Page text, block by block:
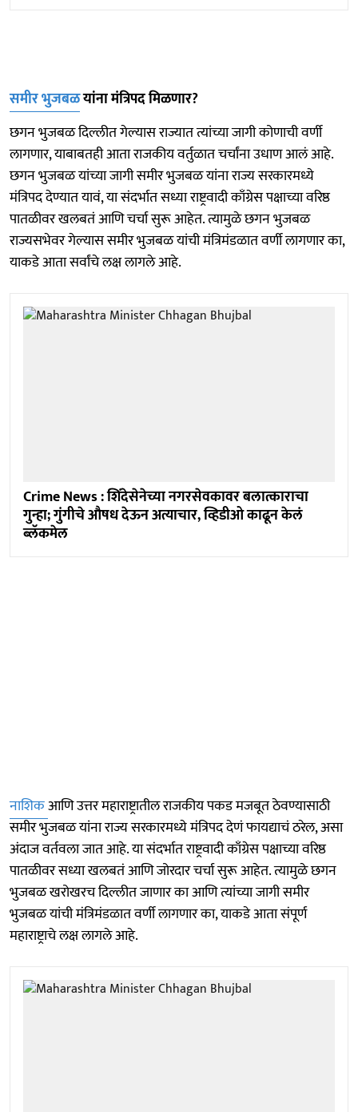
समीर भुजबळयांना मंत्रिपद मिळणार?
छगन भुजबळ दिल्लीत गेल्यास राज्यात त्यांच्या जागी कोणाची वर्णी
लागणार, याबाबतही आता राजकीय वर्तुळात चर्चांना उधाण आलं आहे.
छगन भुजबळ यांच्या जागी समीर भुजबळ यांना राज्य सरकारमध्ये
मंत्रिपद देण्यात यावं, या संदर्भात सध्या राष्ट्रवादी काँग्रेस पक्षाच्या वरिष्ठ
पातळीवर खलबतं आणि चर्चा सुरू आहेत. त्यामुळे छगन भुजबळ
राज्यसभेवर गेल्यास समीर भुजबळ यांची मंत्रिमंडळात वर्णी लागणार का,
याकडे आता सर्वांचे लक्ष लागले आहे.
Crime News : शिंदेसेनेच्या नगरसेवकावर बलात्काराचा
गुन्हा; गुंगीचे औषध देऊन अत्याचार, व्हिडीओ काढून केलं
ब्लॅकमेल
नाशिकआणि उत्तर महाराष्ट्रातील राजकीय पकड मजबूत ठेवण्यासाठी
समीर भुजबळ यांना राज्य सरकारमध्ये मंत्रिपद देणं फायद्याचं ठरेल, असा
अंदाज वर्तवला जात आहे. या संदर्भात राष्ट्रवादी काँग्रेस पक्षाच्या वरिष्ठ
पातळीवर सध्या खलबतं आणि जोरदार चर्चा सुरू आहेत. त्यामुळे छगन
भुजबळ खरोखरच दिल्लीत जाणार का आणि त्यांच्या जागी समीर
भुजबळ यांची मंत्रिमंडळात वर्णी लागणार का, याकडे आता संपूर्ण
महाराष्ट्राचे लक्ष लागले आहे.